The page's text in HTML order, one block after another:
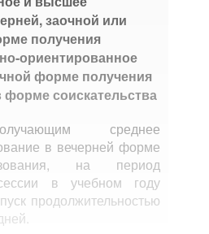
заочной или
получения
ориентированное
форме получения
соискательства
среднее
в вечерней форме
на период
в учебном году
продолжительностью